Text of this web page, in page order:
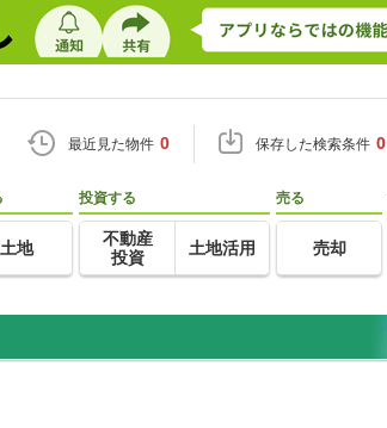
最近見た物件 0 保存した検索条件 0
土地
投資する
不動産
投資
土地活用
売る
売却